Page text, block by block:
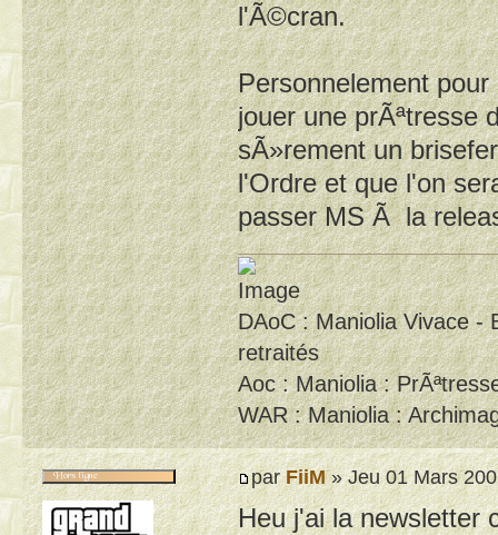
l'Ã©cran.
Personnelement
jouer une prÃªtresse
sÃ»rement un
l'Ordre et que l'on
passer MS Ã la
DAoC : Maniolia Vivace -
retraités
Aoc : Maniolia :
WAR : Maniolia :
parFiiM» Jeu 01 Mars
Heu j'ai la newsletter